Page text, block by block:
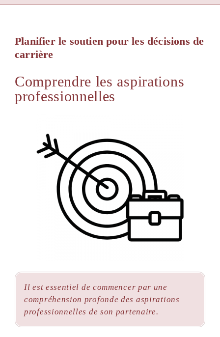
Planifier le soutien pour les décisions de
carrière
Comprendre les aspirations
professionnelles
Il est essentiel de commencer par une
compréhension profonde des aspirations
professionnelles de son partenaire.